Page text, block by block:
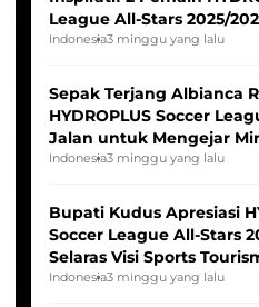
League All-Stars 2025/
Seleksi Timnas Indonesia
Indonesia3 minggu yang lalu
Sepak Terjang Albianca
HYDROPLUS Soccer
Jalan untuk Mengejar
Indonesia Putri
Indonesia3 minggu yang lalu
Bupati Kudus Apresiasi
Soccer League All-Stars
Selaras Visi Sports
Indonesia3 minggu yang lalu